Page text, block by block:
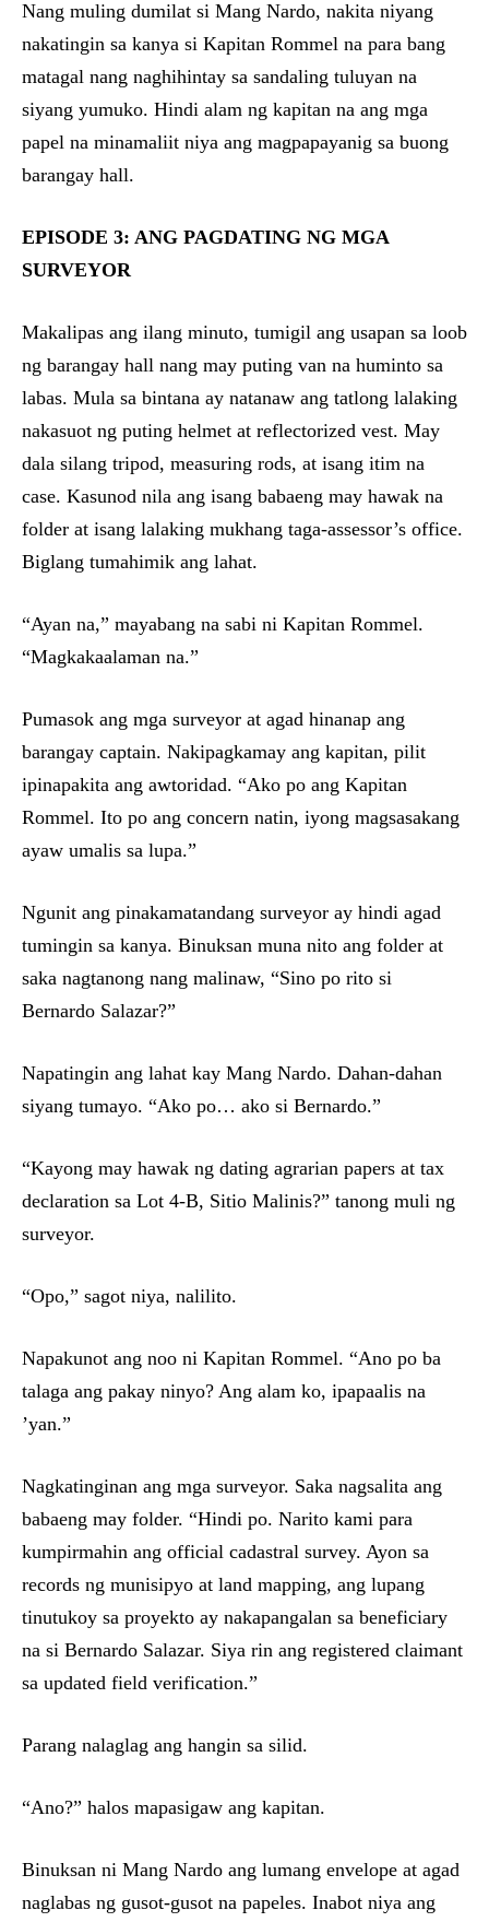
Nang muling dumilat si Mang Nardo, nakita niyang
nakatingin sa kanya si Kapitan Rommel na para bang
matagal nang naghihintay sa sandaling tuluyan na
siyang yumuko. Hindi alam ng kapitan na ang mga
papel na minamaliit niya ang magpapayanig sa buong
barangay hall.
EPISODE 3: ANG PAGDATING NG MGA
SURVEYOR
Makalipas ang ilang minuto, tumigil ang usapan sa loob
ng barangay hall nang may puting van na huminto sa
labas. Mula sa bintana ay natanaw ang tatlong lalaking
nakasuot ng puting helmet at reflectorized vest. May
dala silang tripod, measuring rods, at isang itim na
case. Kasunod nila ang isang babaeng may hawak na
folder at isang lalaking mukhang taga-assessor’s office.
Biglang tumahimik ang lahat.
“Ayan na,” mayabang na sabi ni Kapitan Rommel.
“Magkakaalaman na.”
Pumasok ang mga surveyor at agad hinanap ang
barangay captain. Nakipagkamay ang kapitan, pilit
ipinapakita ang awtoridad. “Ako po ang Kapitan
Rommel. Ito po ang concern natin, iyong magsasakang
ayaw umalis sa lupa.”
Ngunit ang pinakamatandang surveyor ay hindi agad
tumingin sa kanya. Binuksan muna nito ang folder at
saka nagtanong nang malinaw, “Sino po rito si
Bernardo Salazar?”
Napatingin ang lahat kay Mang Nardo. Dahan-dahan
siyang tumayo. “Ako po… ako si Bernardo.”
“Kayong may hawak ng dating agrarian papers at tax
declaration sa Lot 4-B, Sitio Malinis?” tanong muli ng
surveyor.
“Opo,” sagot niya, nalilito.
Napakunot ang noo ni Kapitan Rommel. “Ano po ba
talaga ang pakay ninyo? Ang alam ko, ipapaalis na
’yan.”
Nagkatinginan ang mga surveyor. Saka nagsalita ang
babaeng may folder. “Hindi po. Narito kami para
kumpirmahin ang official cadastral survey. Ayon sa
records ng munisipyo at land mapping, ang lupang
tinutukoy sa proyekto ay nakapangalan sa beneficiary
na si Bernardo Salazar. Siya rin ang registered claimant
sa updated field verification.”
Parang nalaglag ang hangin sa silid.
“Ano?” halos mapasigaw ang kapitan.
Binuksan ni Mang Nardo ang lumang envelope at agad
naglabas ng gusot-gusot na papeles. Inabot niya ang